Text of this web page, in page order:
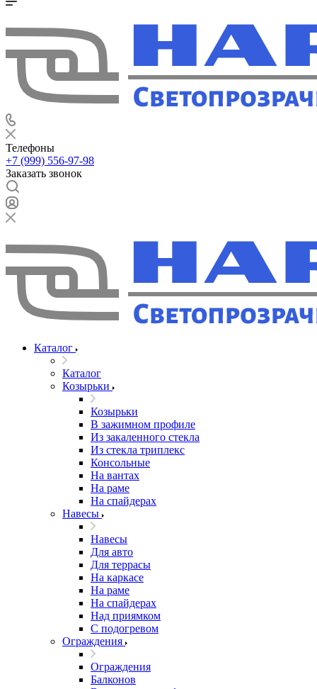
Телефоны
+7 (999) 556-97-98
Заказать звонок
Каталог
Каталог
Козырьки
Козырьки
В зажимном профиле
Из закаленного стекла
Из стекла триплекс
Консольные
На вантах
На раме
На спайдерах
Навесы
Навесы
Для авто
Для террасы
На каркасе
На раме
На спайдерах
Над приямком
С подогревом
Ограждения
Ограждения
Балконов